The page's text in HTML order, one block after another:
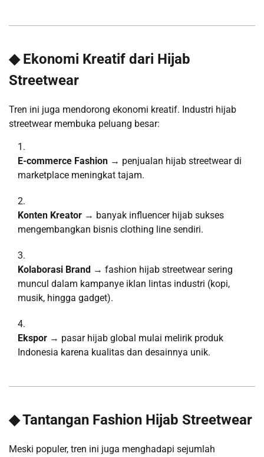
◆ Ekonomi Kreatif dari Hijab
Streetwear
Tren ini juga mendorong ekonomi kreatif. Industri hijab
streetwear membuka peluang besar:
E-commerce Fashion → penjualan hijab streetwear di
marketplace meningkat tajam.
Konten Kreator → banyak influencer hijab sukses
mengembangkan bisnis clothing line sendiri.
Kolaborasi Brand → fashion hijab streetwear sering
muncul dalam kampanye iklan lintas industri (kopi,
musik, hingga gadget).
Ekspor → pasar hijab global mulai melirik produk
Indonesia karena kualitas dan desainnya unik.
◆ Tantangan Fashion Hijab Streetwear
Meski populer, tren ini juga menghadapi sejumlah